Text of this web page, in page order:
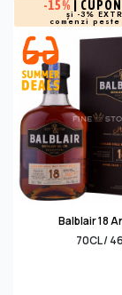
-15% |
și -3%
comenzi
Balblair 18
70CL /